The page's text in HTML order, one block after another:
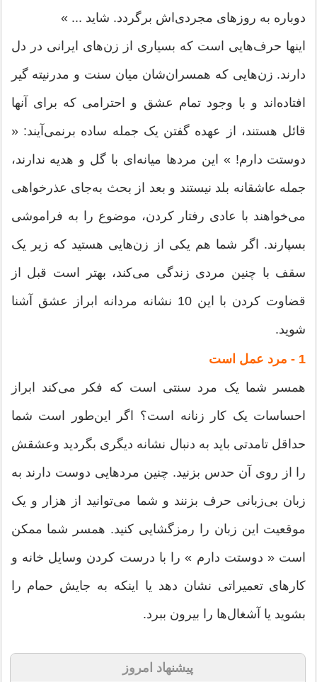
دوباره به روزهای مجردی‌اش برگردد. شاید ... »
اینها حرف‌هایی است که بسیاری از زن‌های ایرانی در دل
دارند. زن‌هایی که همسران‌شان میان سنت و مدرنیته گیر
افتاده‌اند و با وجود تمام عشق و احترامی که برای آنها
قائل هستند، از عهده گفتن یک جمله ساده برنمی‌آیند: «
دوستت دارم! » این مردها میانه‌ای با گل و هدیه ندارند،
جمله عاشقانه بلد نیستند و بعد از بحث به‌جای عذرخواهی
می‌خواهند با عادی رفتار کردن، موضوع را به فراموشی
بسپارند. اگر شما هم یکی از زن‌هایی هستید که زیر یک
سقف با چنین مردی زندگی می‌کند،‌ بهتر است قبل از
قضاوت کردن با این 10 نشانه‌ مردانه ابراز عشق آشنا
شوید.
1 - مرد عمل است
همسر شما یک مرد سنتی است که فکر می‌کند ابراز
احساسات یک کار زنانه است؟ اگر این‌طور است شما
حداقل تا‌مدتی باید به دنبال نشانه دیگری بگردید وعشقش
را از روی آن حدس بزنید. چنین مردهایی دوست دارند به
زبان بی‌زبانی حرف بزنند و شما می‌توانید از هزار و یک
موقعیت این زبان را رمزگشایی کنید. همسر شما ممکن
است « دوستت دارم » را با درست کردن وسایل خانه و
کارهای تعمیراتی نشان دهد یا اینکه به‌ جایش حمام را
بشوید یا آشغال‌ها را بیرون ببرد.
پیشنهاد امروز